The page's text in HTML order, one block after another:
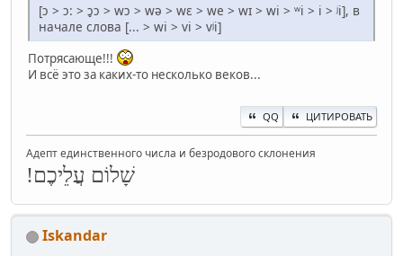
[ɔ > ɔ: > ɔ̥ɔ > wɔ > wə > wɛ > we > wɪ > wi > ʷi > i > ʲi], в
начале слова [... > wi > vi > vʲi]
Потрясающе!!!
И всё это за каких-то несколько веков...
QQ ЦИТИРОВАТЬ
Адепт единственного числа и безродового склонения
שָׁלוֹם עֲלֵיכֶם!
Iskandar